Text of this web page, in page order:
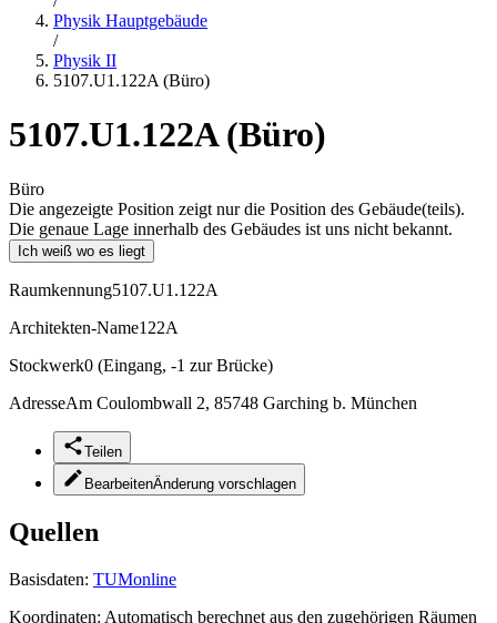
Physik Hauptgebäude
/
Physik II
5107.U1.122A (Büro)
5107.U1.122A (Büro)
Büro
Die angezeigte Position zeigt nur die Position des Gebäude(teils).
Die genaue Lage innerhalb des Gebäudes ist uns nicht bekannt.
Ich weiß wo es liegt
Raumkennung5107.U1.122A
Architekten-Name122A
Stockwerk0 (Eingang, -1 zur Brücke)
AdresseAm Coulombwall 2, 85748 Garching b. München
Teilen
BearbeitenÄnderung vorschlagen
Quellen
Basisdaten: TUMonline
Koordinaten: Automatisch berechnet aus den zugehörigen Räumen